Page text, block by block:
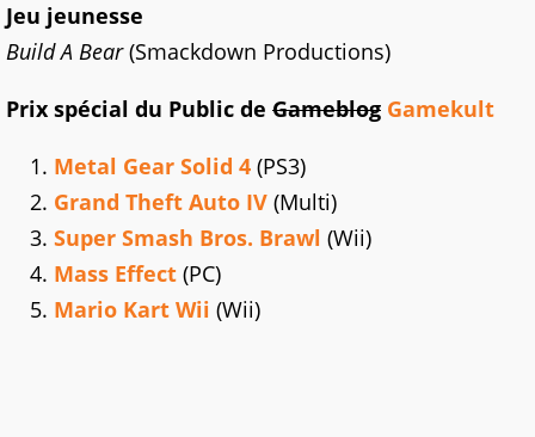
Jeu jeunesse
Build A Bear(Smackdown Productions)
Prix spécial du Public de Gameblog Gamekult
Metal Gear Solid 4 (PS3)
Grand Theft Auto IV (Multi)
Super Smash Bros. Brawl (Wii)
Mass Effect (PC)
Mario Kart Wii (Wii)